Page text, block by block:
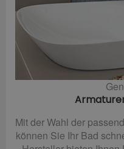
Mit der Wahl der
können Sie Ihr Bad